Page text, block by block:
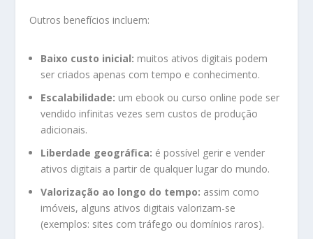
Outros benefícios incluem:
Baixo custo inicial: muitos ativos digitais podem
ser criados apenas com tempo e conhecimento.
Escalabilidade: um ebook ou curso online pode ser
vendido infinitas vezes sem custos de produção
adicionais.
Liberdade geográfica: é possível gerir e vender
ativos digitais a partir de qualquer lugar do mundo.
Valorização ao longo do tempo: assim como
imóveis, alguns ativos digitais valorizam-se
(exemplos: sites com tráfego ou domínios raros).